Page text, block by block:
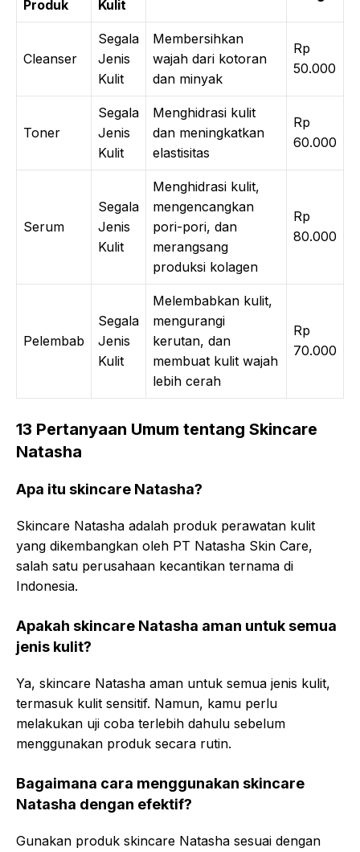
Produk Kulit
Cleanser
Segala
Jenis
Kulit
Membersihkan
wajah dari kotoran
dan minyak
Rp
50.000
Toner
Segala
Jenis
Kulit
Menghidrasi kulit
dan meningkatkan
elastisitas
Rp
60.000
Serum
Segala
Jenis
Kulit
Menghidrasi kulit,
mengencangkan
pori-pori, dan
merangsang
produksi kolagen
Rp
80.000
Pelembab
Segala
Jenis
Kulit
Melembabkan kulit,
mengurangi
kerutan, dan
membuat kulit wajah
lebih cerah
Rp
70.000
13 Pertanyaan Umum tentang Skincare
Natasha
Apa itu skincare Natasha?
Skincare Natasha adalah produk perawatan kulit
yang dikembangkan oleh PT Natasha Skin Care,
salah satu perusahaan kecantikan ternama di
Indonesia.
Apakah skincare Natasha aman untuk semua
jenis kulit?
Ya, skincare Natasha aman untuk semua jenis kulit,
termasuk kulit sensitif. Namun, kamu perlu
melakukan uji coba terlebih dahulu sebelum
menggunakan produk secara rutin.
Bagaimana cara menggunakan skincare
Natasha dengan efektif?
Gunakan produk skincare Natasha sesuai dengan